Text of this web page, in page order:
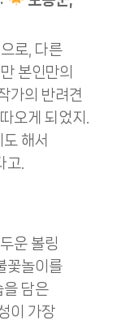
로, 다른
본인만의
가의 반려견
오게 되었지.
해서
고.
운 볼링
꽃놀이를
을 담은
이 가장